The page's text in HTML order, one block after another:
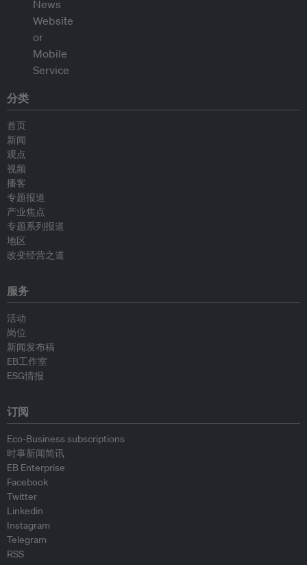
分类
首页
新闻
观点
视频
播客
专题报道
产业焦点
专题系列报道
地区
改变经营之道
服务
活动
岗位
新闻发布稿
EB工作室
ESG情报
订阅
Eco-Business subscriptions
时事新闻简讯
EB Enterprise
Facebook
Twitter
Linkedin
Instagram
Telegram
RSS